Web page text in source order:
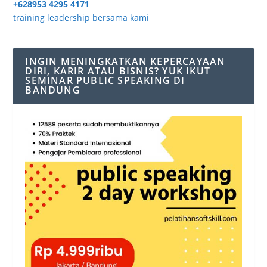
+628953 4295 4171
training leadership bersama kami
INGIN MENINGKATKAN KEPERCAYAAN
DIRI, KARIR ATAU BISNIS? YUK IKUT
SEMINAR PUBLIC SPEAKING DI
BANDUNG